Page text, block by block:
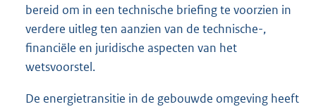
bereid om in een technische briefing te voorzien in
verdere uitleg ten aanzien van de technische-,
financiële en juridische aspecten van het
wetsvoorstel.
De energietransitie in de gebouwde omgeving heeft